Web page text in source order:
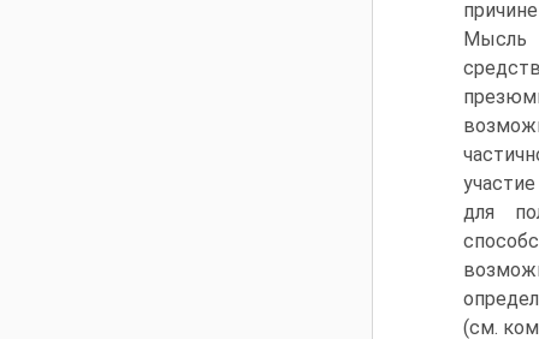
Мысль
для
(см.